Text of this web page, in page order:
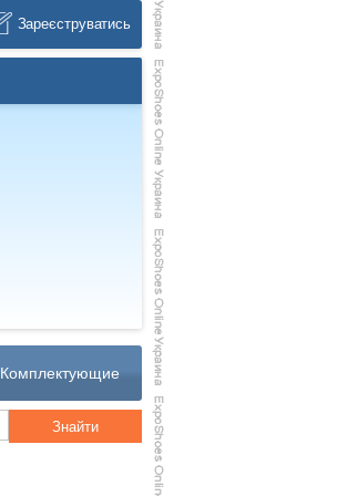
Зареєструватись
Комплектующие